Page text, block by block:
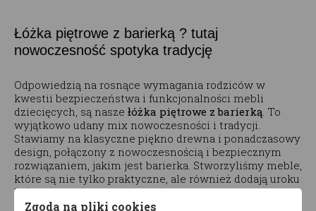
Łóżka piętrowe z barierką ? tutaj
nowoczesność spotyka tradycję
Odpowiedzią na rosnące wymagania rodziców w
kwestii bezpieczeństwa i funkcjonalności mebli
dziecięcych, są nasze łóżka piętrowe z barierką. To
wyjątkowo udany mix nowoczesności i tradycji.
Stawiamy na klasyczne piękno drewna i ponadczasowy
design, połączony z nowoczesnością i bezpiecznym
rozwiązaniem, jakim jest barierka. Stworzyliśmy meble,
które są nie tylko praktyczne, ale również dodają uroku
każdemu dziecięcemu pokoikowi.
Zgoda na pliki cookies